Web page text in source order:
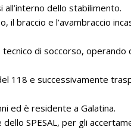
dello stabilimento.
braccio e l’avambraccio
di soccorso, operando
e successivamente
ed è residente a Galatina.
SPESAL, per gli